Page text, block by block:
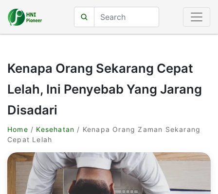
Kenapa Orang Sekarang Cepat
Lelah, Ini Penyebab Yang Jarang
Disadari
Home / Kesehatan / Kenapa Orang Zaman Sekarang
Cepat Lelah